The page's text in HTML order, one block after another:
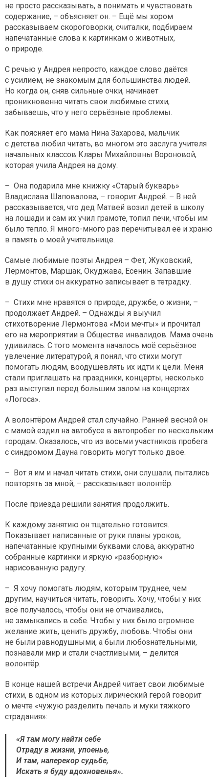
не просто рассказывать, а понимать и чувствовать
содержание, – объясняет он. – Ещё мы хором
рассказываем скороговорки, считалки, подбираем
напечатанные слова к картинкам о животных,
о природе.
С речью у Андрея непросто, каждое слово даётся
с усилием, не знакомым для большинства людей.
Но когда он, сняв сильные очки, начинает
проникновенно читать свои любимые стихи,
забываешь, что у него серьёзные проблемы.
Как поясняет его мама Нина Захарова, мальчик
с детства любил читать, во многом это заслуга учителя
начальных классов Клары Михайловны Вороновой,
которая учила Андрея на дому.
– Она подарила мне книжку «Старый букварь»
Владислава Шаповалова, – говорит Андрей. – В ней
рассказывается, что дед Матвей возил детей в школу
на лошади и сам их учил грамоте, топил печи, чтобы им
было тепло. Я много-много раз перечитывал её и храню
в память о моей учительнице.
Самые любимые поэты Андрея – Фет, Жуковский,
Лермонтов, Маршак, Окуджава, Есенин. Запавшие
в душу стихи он аккуратно записывает в тетрадку.
– Стихи мне нравятся о природе, дружбе, о жизни, –
продолжает Андрей. – Однажды я выучил
стихотворение Лермонтова «Мои мечты» и прочитал
его на мероприятии в Обществе инвалидов. Мама очень
удивилась. С того момента началось моё серьёзное
увлечение литературой, я понял, что стихи могут
помогать людям, воодушевлять их идти к цели. Меня
стали приглашать на праздники, концерты, несколько
раз выступал перед большим залом на концертах
«Логоса».
А волонтёром Андрей стал случайно. Ранней весной он
с мамой ездил на автобусе в автопробег по нескольким
городам. Оказалось, что из восьми участников пробега
с синдромом Дауна говорить могут только двое.
– Вот я им и начал читать стихи, они слушали, пытались
повторять за мной, – рассказывает волонтёр.
После приезда решили занятия продолжить.
К каждому занятию он тщательно готовится.
Показывает написанные от руки планы уроков,
напечатанные крупными буквами слова, аккуратно
собранные картинки и яркую «разборную»
нарисованную радугу.
– Я хочу помогать людям, которым труднее, чем
другим, научиться читать, говорить. Хочу, чтобы у них
всё получалось, чтобы они не отчаивались,
не замыкались в себе. Чтобы у них было огромное
желание жить, ценить дружбу, любовь. Чтобы они
не были равнодушными, а были любознательными,
познавали мир и стали счастливыми, – делится
волонтёр.
В конце нашей встречи Андрей читает свои любимые
стихи, в одном из которых лирический герой говорит
о мечте «чужую разделить печаль и муки тяжкого
страдания»:
«Я там могу найти себе
Отраду в жизни, упоенье,
И там, наперекор судьбе,
Искать я буду вдохновенья».